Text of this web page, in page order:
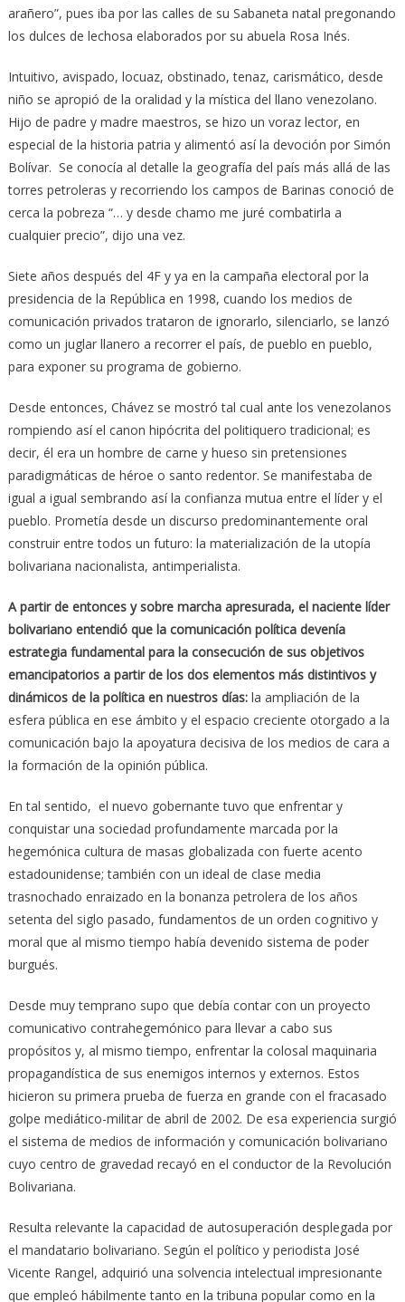
arañero”, pues iba por las calles de su Sabaneta natal pregonando
los dulces de lechosa elaborados por su abuela Rosa Inés.
Intuitivo, avispado, locuaz, obstinado, tenaz, carismático, desde
niño se apropió de la oralidad y la mística del llano venezolano.
Hijo de padre y madre maestros, se hizo un voraz lector, en
especial de la historia patria y alimentó así la devoción por Simón
Bolívar. Se conocía al detalle la geografía del país más allá de las
torres petroleras y recorriendo los campos de Barinas conoció de
cerca la pobreza “… y desde chamo me juré combatirla a
cualquier precio”, dijo una vez.
Siete años después del 4F y ya en la campaña electoral por la
presidencia de la República en 1998, cuando los medios de
comunicación privados trataron de ignorarlo, silenciarlo, se lanzó
como un juglar llanero a recorrer el país, de pueblo en pueblo,
para exponer su programa de gobierno.
Desde entonces, Chávez se mostró tal cual ante los venezolanos
rompiendo así el canon hipócrita del politiquero tradicional; es
decir, él era un hombre de carne y hueso sin pretensiones
paradigmáticas de héroe o santo redentor. Se manifestaba de
igual a igual sembrando así la confianza mutua entre el líder y el
pueblo. Prometía desde un discurso predominantemente oral
construir entre todos un futuro: la materialización de la utopía
bolivariana nacionalista, antimperialista.
A partir de entonces y sobre marcha apresurada, el naciente líder
bolivariano entendió que la comunicación política devenía
estrategia fundamental para la consecución de sus objetivos
emancipatorios a partir de los dos elementos más distintivos y
dinámicos de la política en nuestros días:la ampliación de la
esfera pública en ese ámbito y el espacio creciente otorgado a la
comunicación bajo la apoyatura decisiva de los medios de cara a
la formación de la opinión pública.
En tal sentido, el nuevo gobernante tuvo que enfrentar y
conquistar una sociedad profundamente marcada por la
hegemónica cultura de masas globalizada con fuerte acento
estadounidense; también con un ideal de clase media
trasnochado enraizado en la bonanza petrolera de los años
setenta del siglo pasado, fundamentos de un orden cognitivo y
moral que al mismo tiempo había devenido sistema de poder
burgués.
Desde muy temprano supo que debía contar con un proyecto
comunicativo contrahegemónico para llevar a cabo sus
propósitos y, al mismo tiempo, enfrentar la colosal maquinaria
propagandística de sus enemigos internos y externos. Estos
hicieron su primera prueba de fuerza en grande con el fracasado
golpe mediático-militar de abril de 2002. De esa experiencia surgió
el sistema de medios de información y comunicación bolivariano
cuyo centro de gravedad recayó en el conductor de la Revolución
Bolivariana.
Resulta relevante la capacidad de autosuperación desplegada por
el mandatario bolivariano. Según el político y periodista José
Vicente Rangel, adquirió una solvencia intelectual impresionante
que empleó hábilmente tanto en la tribuna popular como en la